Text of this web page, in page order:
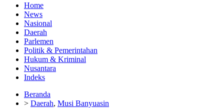
Home
News
Nasional
Daerah
Parlemen
Politik & Pemerintahan
Hukum & Kriminal
Nusantara
Indeks
Beranda
> Daerah, Musi Banyuasin